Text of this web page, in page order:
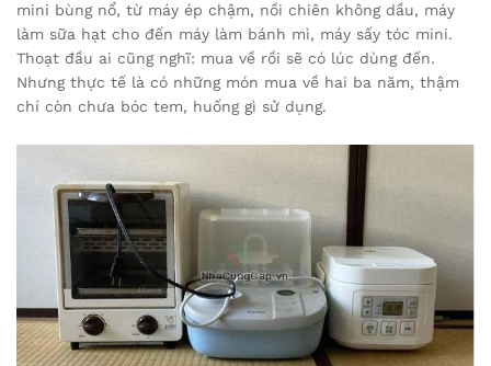
mini bùng nổ, từ máy ép chậm, nồi chiên không dầu, máy
làm sữa hạt cho đến máy làm bánh mì, máy sấy tóc mini.
Thoạt đầu ai cũng nghĩ: mua về rồi sẽ có lúc dùng đến.
Nhưng thực tế là có những món mua về hai ba năm, thậm
chí còn chưa bóc tem, huống gì sử dụng.